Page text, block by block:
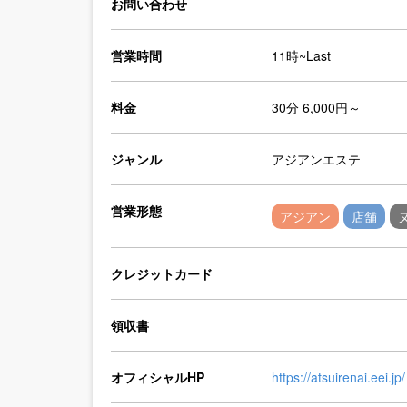
お問い合わせ
営業時間 11時~Last
料金 30分 6,000円～
ジャンル アジアンエステ
営業形態 アジアン 店舗
クレジットカード
領収書
オフィシャルHP https://atsuirenai.eei.jp/